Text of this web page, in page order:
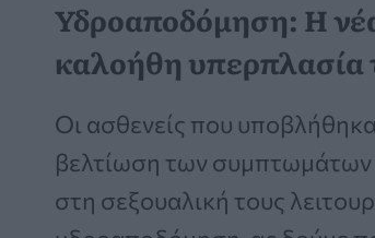
Υδροαποδόμηση: Η
καλοήθη υπερπλασία
Οι ασθενείς που
βελτίωση των συμπτωμάτων
στη σεξουαλική τους